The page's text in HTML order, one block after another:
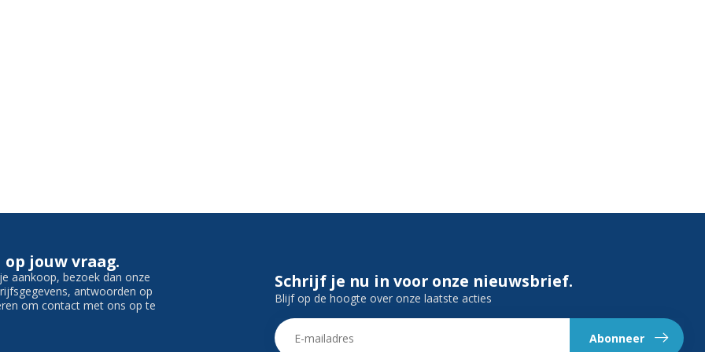
jouw vraag.
aankoop, bezoek dan onze
antwoorden op
om contact met ons op te
Schrijf je nu in voor onze nieuwsbrief.
Blijf op de hoogte over onze laatste acties
Abonneer